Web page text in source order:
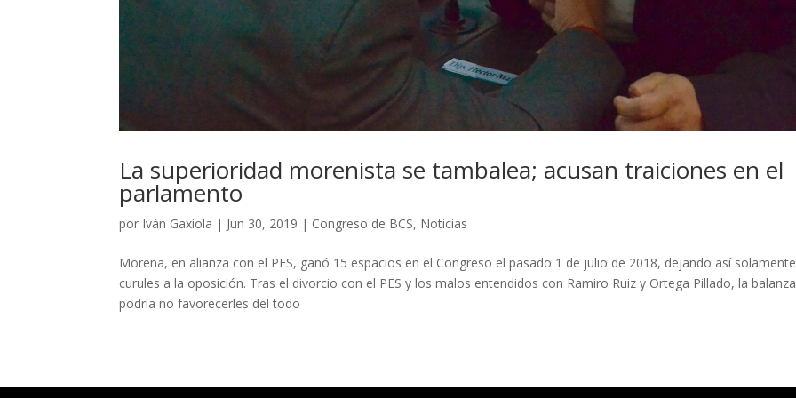
La superioridad morenista se tambalea; acusan traiciones en el
parlamento
por Iván Gaxiola | Jun 30, 2019 | Congreso de BCS, Noticias
Morena, en alianza con el PES, ganó 15 espacios en el Congreso el pasado 1 de julio de 2018, dejando así
curules a la oposición. Tras el divorcio con el PES y los malos entendidos con Ramiro Ruiz y Ortega Pillado, la balanza
podría no favorecerles del todo